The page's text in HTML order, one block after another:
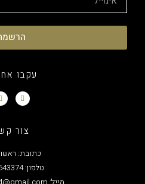
הרשמה
עקבו אחרינו
צור קשר
כתובת: ראשון לציון
טלפון: 052-5643374